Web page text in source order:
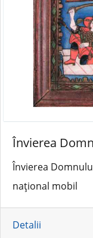
Învierea
Învierea
național mobil
Detalii